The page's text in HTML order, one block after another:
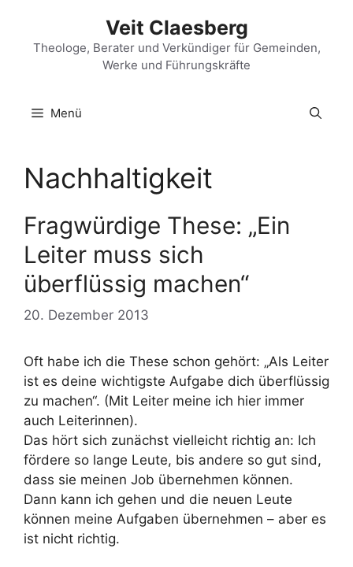
springen
Veit Claesberg
Theologe, Berater und Verkündiger für Gemeinden,
Werke und Führungskräfte
Menü
Nachhaltigkeit
Fragwürdige These: „Ein
Leiter muss sich
überflüssig machen“
20. Dezember 2013
Oft habe ich die These schon gehört: „Als Leiter
ist es deine wichtigste Aufgabe dich überflüssig
zu machen“. (Mit Leiter meine ich hier immer
auch Leiterinnen).
Das hört sich zunächst vielleicht richtig an: Ich
fördere so lange Leute, bis andere so gut sind,
dass sie meinen Job übernehmen können.
Dann kann ich gehen und die neuen Leute
können meine Aufgaben übernehmen – aber es
ist nicht richtig.